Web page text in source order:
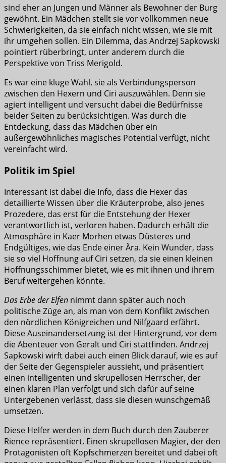
sind eher an Jungen und Männer als Bewohner der Burg
gewöhnt. Ein Mädchen stellt sie vor vollkommen neue
Schwierigkeiten, da sie einfach nicht wissen, wie sie mit
ihr umgehen sollen. Ein Dilemma, das Andrzej Sapkowski
pointiert rüberbringt, unter anderem durch die
Perspektive von Triss Merigold.
Es war eine kluge Wahl, sie als Verbindungsperson
zwischen den Hexern und Ciri auszuwählen. Denn sie
agiert intelligent und versucht dabei die Bedürfnisse
beider Seiten zu berücksichtigen. Was durch die
Entdeckung, dass das Mädchen über ein
außergewöhnliches magisches Potential verfügt, nicht
vereinfacht wird.
Politik im Spiel
Interessant ist dabei die Info, dass die Hexer das
detaillierte Wissen über die Kräuterprobe, also jenes
Prozedere, das erst für die Entstehung der Hexer
verantwortlich ist, verloren haben. Dadurch erhält die
Atmosphäre in Kaer Morhen etwas Düsteres und
Endgültiges, wie das Ende einer Ära. Kein Wunder, dass
sie so viel Hoffnung auf Ciri setzen, da sie einen kleinen
Hoffnungsschimmer bietet, wie es mit ihnen und ihrem
Beruf weitergehen könnte.
Das Erbe der Elfen nimmt dann später auch noch
politische Züge an, als man von dem Konflikt zwischen
den nördlichen Königreichen und Nilfgaard erfährt.
Diese Auseinandersetzung ist der Hintergrund, vor dem
die Abenteuer von Geralt und Ciri stattfinden. Andrzej
Sapkowski wirft dabei auch einen Blick darauf, wie es auf
der Seite der Gegenspieler aussieht, und präsentiert
einen intelligenten und skrupellosen Herrscher, der
einen klaren Plan verfolgt und sich dafür auf seine
Untergebenen verlässt, dass sie diesen wunschgemäß
umsetzen.
Diese Helfer werden in dem Buch durch den Zauberer
Rience repräsentiert. Einen skrupellosen Magier, der den
Protagonisten oft Kopfschmerzen bereitet und dabei oft